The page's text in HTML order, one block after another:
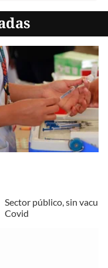
Sector público, sin
Covid